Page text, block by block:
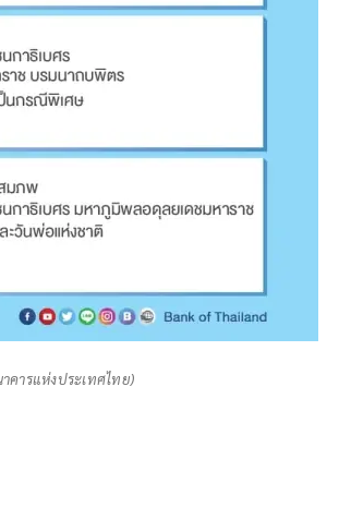
คารแห่งประเทศไทย)